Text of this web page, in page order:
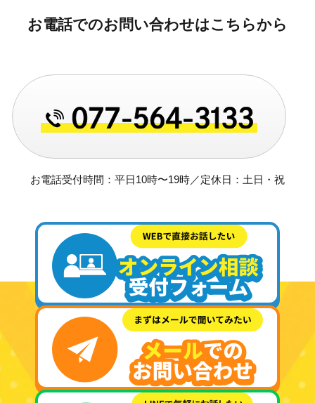
お電話でのお問い合わせはこちらから
お電話受付時間：平日10時〜19時／定休日：土日・祝